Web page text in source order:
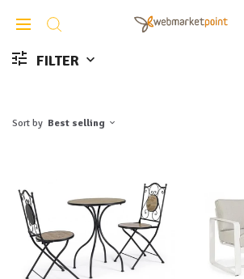
FILTER
Sort by Best selling